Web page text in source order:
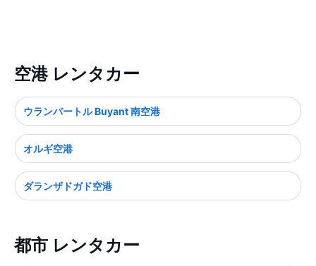
空港 レンタカー
ウランバートル Buyant 南空港
オルギ空港
ダランザドガド空港
都市 レンタカー